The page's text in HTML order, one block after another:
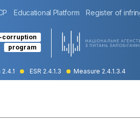
Educational Platform Register of
corruption
program
ESR 2.4.1.3 Measure 2.4.1.3.4